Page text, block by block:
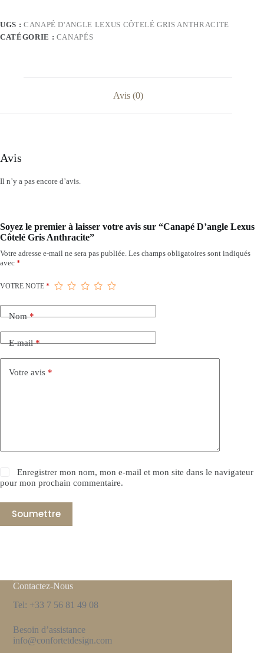
UGS : CANAPÉ D'ANGLE LEXUS CÔTELÉ GRIS ANTHRACITE
CATÉGORIE : CANAPÉS
Avis (0)
Avis
Il n’y a pas encore d’avis.
Soyez le premier à laisser votre avis sur “Canapé D’angle Lexus
Côtelé Gris Anthracite”
Votre adresse e-mail ne sera pas publiée. Les champs obligatoires sont indiqués
avec *
VOTRE NOTE *
Nom*
E-mail*
Votre avis *
Enregistrer mon nom, mon e-mail et mon site dans le navigateur
pour mon prochain commentaire.
Soumettre
Contactez-Nous
Tel: +33 7 56 81 49 08
Besoin d’assistance
info@confortetdesign.com